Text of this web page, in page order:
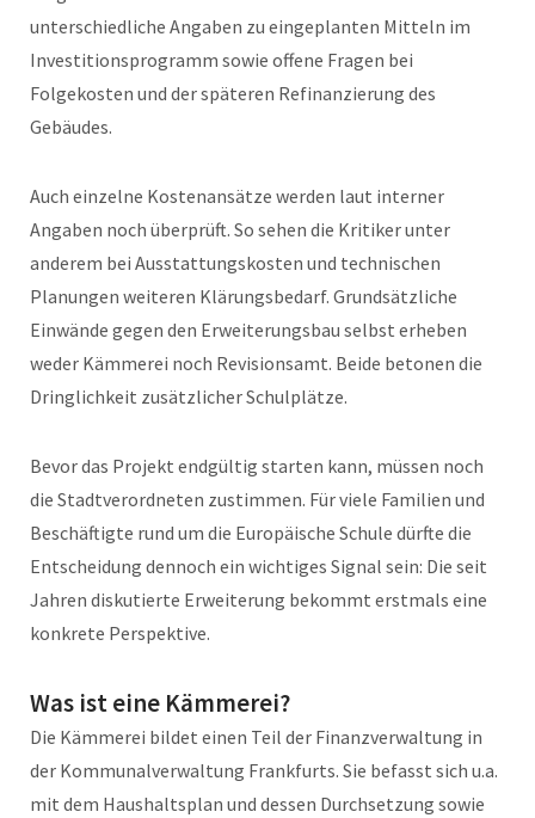
unterschiedliche Angaben zu eingeplanten Mitteln im
Investitionsprogramm sowie offene Fragen bei
Folgekosten und der späteren Refinanzierung des
Gebäudes.
Auch einzelne Kostenansätze werden laut interner
Angaben noch überprüft. So sehen die Kritiker unter
anderem bei Ausstattungskosten und technischen
Planungen weiteren Klärungsbedarf. Grundsätzliche
Einwände gegen den Erweiterungsbau selbst erheben
weder Kämmerei noch Revisionsamt. Beide betonen die
Dringlichkeit zusätzlicher Schulplätze.
Bevor das Projekt endgültig starten kann, müssen noch
die Stadtverordneten zustimmen. Für viele Familien und
Beschäftigte rund um die Europäische Schule dürfte die
Entscheidung dennoch ein wichtiges Signal sein: Die seit
Jahren diskutierte Erweiterung bekommt erstmals eine
konkrete Perspektive.
Was ist eine Kämmerei?
Die Kämmerei bildet einen Teil der Finanzverwaltung in
der Kommunalverwaltung Frankfurts. Sie befasst sich u.a.
mit dem Haushaltsplan und dessen Durchsetzung sowie